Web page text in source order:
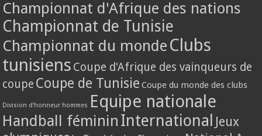
Championnat d'Afrique des nations
Championnat de Tunisie
Championnat du monde Clubs
tunisiens Coupe d'Afrique des vainqueurs de
coupe Coupe de Tunisie Coupe du monde des clubs
Division d'honneur hommes Equipe nationale
Handball féminin International
Jeux